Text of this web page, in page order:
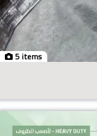
5 items